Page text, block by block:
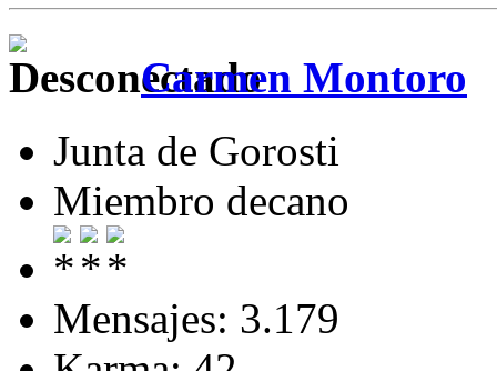
Carmen Montoro
Junta de Gorosti
Miembro decano
Mensajes: 3.179